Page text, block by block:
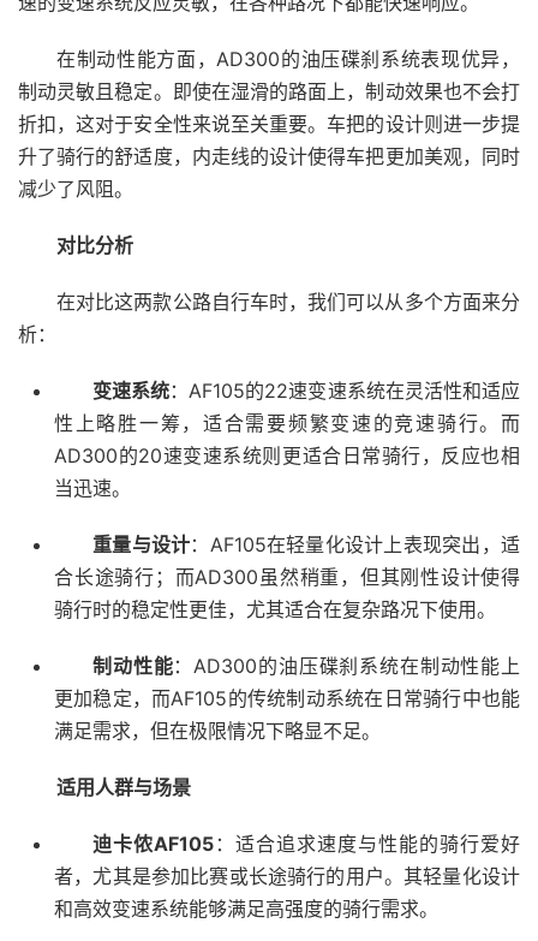
在制动性能方面，AD300的油压碟刹系统表现优异，
制动灵敏且稳定。即使在湿滑的路面上，制动效果也不会打
折扣，这对于安全性来说至关重要。车把的设计则进一步提
升了骑行的舒适度，内走线的设计使得车把更加美观，同时
减少了风阻。
对比分析
在对比这两款公路自行车时，我们可以从多个方面来分
析：
变速系统：AF105的22速变速系统在灵活性和适应
性上略胜一筹，适合需要频繁变速的竞速骑行。而
AD300的20速变速系统则更适合日常骑行，反应也相
当迅速。
重量与设计：AF105在轻量化设计上表现突出，适
合长途骑行；而AD300虽然稍重，但其刚性设计使得
骑行时的稳定性更佳，尤其适合在复杂路况下使用。
制动性能：AD300的油压碟刹系统在制动性能上
更加稳定，而AF105的传统制动系统在日常骑行中也能
满足需求，但在极限情况下略显不足。
适用人群与场景
迪卡侬AF105 ：适合追求速度与性能的骑行爱好
者，尤其是参加比赛或长途骑行的用户。其轻量化设计
和高效变速系统能够满足高强度的骑行需求。